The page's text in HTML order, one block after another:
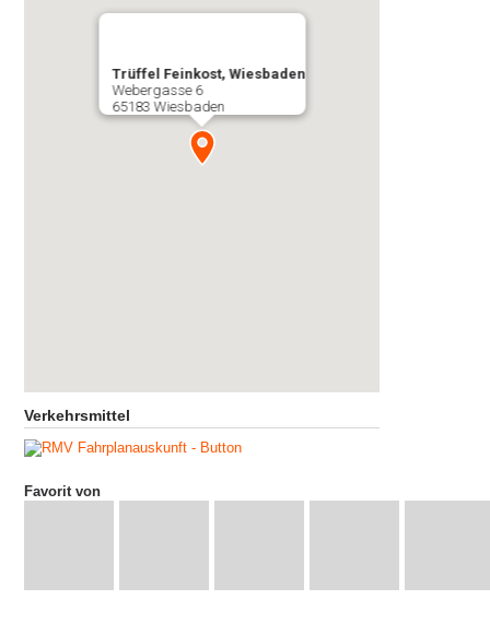
Trüffel Feinkost, Wiesbaden
Webergasse 6
65183 Wiesbaden
Verkehrsmittel
Favorit von